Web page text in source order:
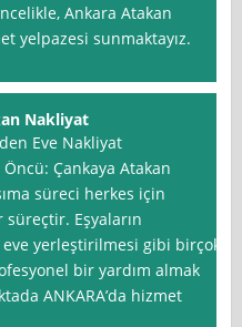
Ankara Atakan
yelpazesi sunmaktayız.
Nakliyat
Eve Nakliyat
Çankaya Atakan
süreci herkes için
Eşyaların
eve yerleştirilmesi gibi birçok
bir yardım almak
ANKARA’da hizmet